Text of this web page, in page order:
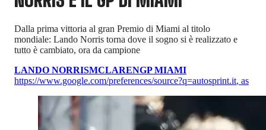
Dalla prima vittoria al gran Premio di Miami al titolo
mondiale: Lando Norris torna dove il sogno si è realizzato e
tutto è cambiato, ora da campione
LANDO NORRISMCLARENGP MIAMI
https://www.google.com/preferences/source?q=autosprint.it, as